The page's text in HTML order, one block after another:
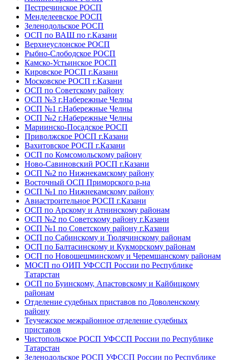
Пестречинское РОСП
Менделеевское РОСП
Зеленодольское РОСП
ОСП по ВАШ по г.Казани
Верхнеуслонское РОСП
Рыбно-Слободское РОСП
Камско-Устьинское РОСП
Кировское РОСП г.Казани
Московское РОСП г.Казани
ОСП по Советскому району
ОСП №3 г.Набережные Челны
ОСП №1 г.Набережные Челны
ОСП №2 г.Набережные Челны
Мариинско-Посадское РОСП
Приволжское РОСП г.Казани
Вахитовское РОСП г.Казани
ОСП по Комсомольскому району
Ново-Савиновский РОСП г.Казани
ОСП №2 по Нижнекамскому району
Восточный ОСП Приморского р-на
ОСП №1 по Нижнекамскому району
Авиастроительное РОСП г.Казани
ОСП по Арскому и Атнинскому районам
ОСП №2 по Советскому району г.Казани
ОСП №1 по Советскому району г.Казани
ОСП по Сабинскому и Тюлячинскому районам
ОСП по Балтасинскому и Кукморскому районам
ОСП по Новошешминскому и Черемшанскому районам
МОСП по ОИП УФССП России по Республике
Татарстан
ОСП по Буинскому, Апастовскому и Кайбицкому
районам
Отделение судебных приставов по Доволенскому
району
Теучежское межрайонное отделение судебных
приставов
Чистопольское РОСП УФССП России по Республике
Татарстан
Зеленодольское РОСП УФССП России по Республике